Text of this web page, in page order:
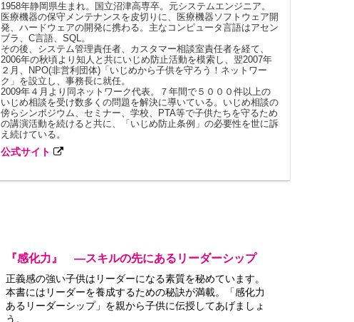
1958年静岡県生まれ。国立沼津高専卒。元システムエンジニア。
医療機器の保守メンテナンスを皮切りに、医療機器ソフトウェア開
発、ハードウェアの開発に携わる。主なコンピュータ言語はアセン
ブラ、C言語、SQL。
その後、システム管理責任者、カスタマー相談室責任者を経て、
2006年の秋頃より知人と共にいじめ防止活動を模索し、翌2007年
２月、NPO(非営利団体)「いじめから子供を守ろう！ネットワー
ク」を設立し、事務長に就任。
2009年４月より同ネットワーク代表。７年間で５０００件以上の
いじめ相談を受け数多くの問題を解決に導いている。いじめ相談の
傍らシンポジウム、セミナー、学校、PTA等で子供たちを守るため
の講演活動を続けると共に、「いじめ防止条例」の必要性を世に訴
え続けている。
公式サイト
『感化力』 ―スキルの先にあるリーダーシップ
正義感の強い子供はリーダーになる素質を秘めています。
本書にはリーダーを養成するための秘訣が満載。「感化力
あるリーダーシップ」を親から子供に伝授してあげましょ
う。